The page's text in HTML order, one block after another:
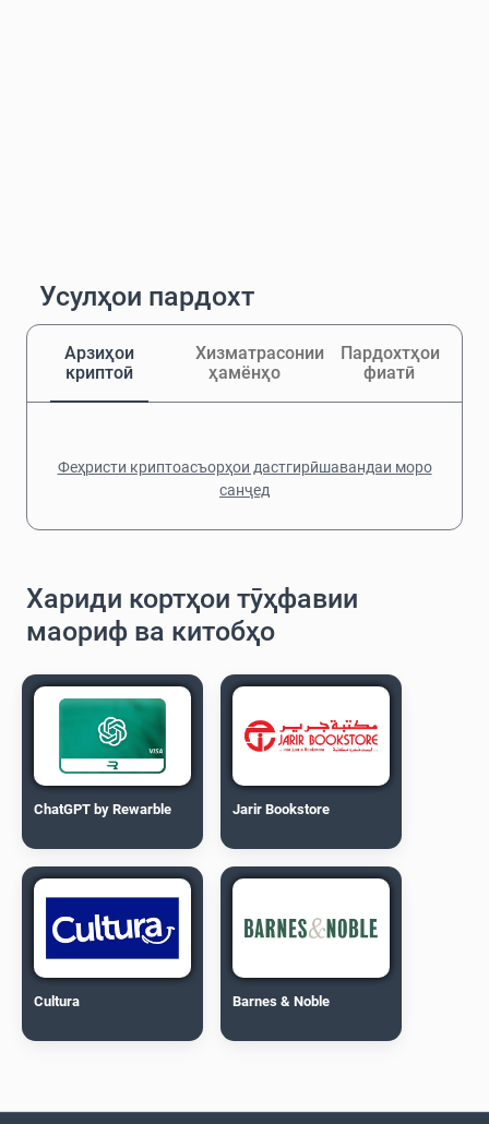
Усулҳои пардохт
Арзиҳои
криптоӣ
Хизматрасонии
ҳамёнҳо
Пардохтҳои
фиатӣ
Феҳристи криптоасъорҳои дастгирӣшавандаи моро
санҷед
Хариди кортҳои тӯҳфавии
маориф ва китобҳо
ChatGPT by Rewarble Jarir Bookstore
Cultura Barnes & Noble